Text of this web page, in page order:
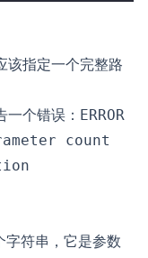
该指定一个完整路
个错误： ERROR
count
字符串，它是参数